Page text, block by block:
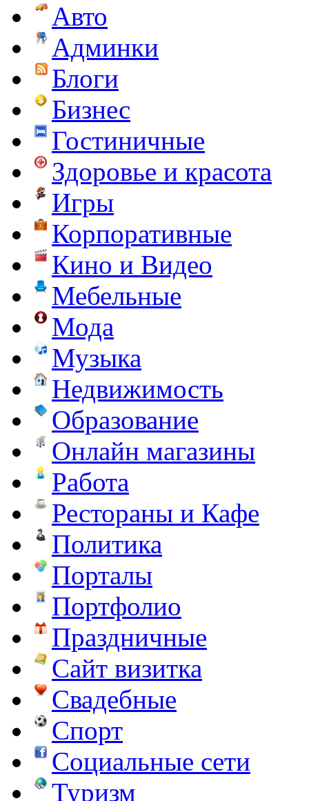
Авто
Админки
Блоги
Бизнес
Гостиничные
Здоровье и красота
Игры
Корпоративные
Кино и Видео
Мебельные
Мода
Музыка
Недвижимость
Образование
Онлайн магазины
Работа
Рестораны и Кафе
Политика
Порталы
Портфолио
Праздничные
Сайт визитка
Свадебные
Спорт
Социальные сети
Туризм